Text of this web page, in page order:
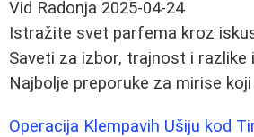
Vid Radonja 2025-04-24
Istražite svet parfema kroz
Saveti za izbor, trajnost i razlike
Najbolje preporuke za mirise
Operacija Klempavih Ušiju kod